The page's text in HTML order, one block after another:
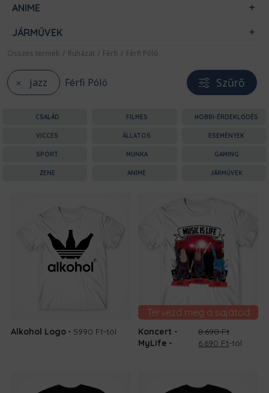
ANIME
JÁRMŰVEK
Összes termék / Ruházat / Férfi / Férfi Póló
jazz Férfi Póló Szűrő
CSALÁD FILMES HOBBI-ÉRDEKLŐDÉS
VICCES ÁLLATOS ESEMÉNYEK
SPORT MUNKA GAMING
ZENE ANIME JÁRMŰVEK
Alkohol Logo 5990 Ft-tól
Tervezd meg a sajátod
Koncert -
MyLife
8.690Ft
Original
6.690 FtCurrent
-tól